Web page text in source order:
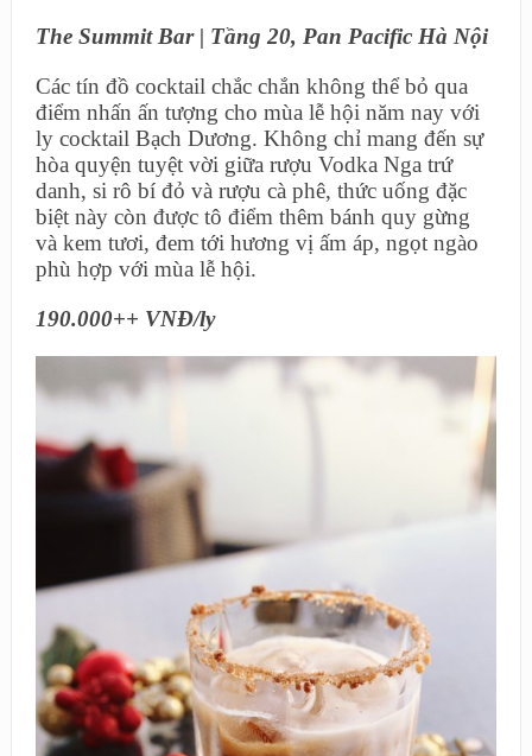
The Summit Bar | Tầng 20, Pan Pacific Hà Nội
Các tín đồ cocktail chắc chắn không thể bỏ qua
điểm nhấn ấn tượng cho mùa lễ hội năm nay với
ly cocktail Bạch Dương. Không chỉ mang đến sự
hòa quyện tuyệt vời giữa rượu Vodka Nga trứ
danh, si rô bí đỏ và rượu cà phê, thức uống đặc
biệt này còn được tô điểm thêm bánh quy gừng
và kem tươi, đem tới hương vị ấm áp, ngọt ngào
phù hợp với mùa lễ hội.
190.000++ VNĐ/ly